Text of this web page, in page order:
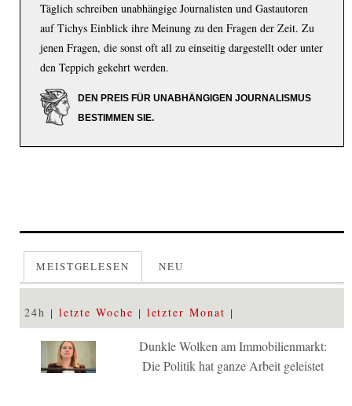
Täglich schreiben unabhängige Journalisten und Gastautoren
auf Tichys Einblick ihre Meinung zu den Fragen der Zeit. Zu
jenen Fragen, die sonst oft all zu einseitig dargestellt oder unter
den Teppich gekehrt werden.
DEN PREIS FÜR UNABHÄNGIGEN JOURNALISMUS
BESTIMMEN SIE.
MEISTGELESEN NEU
24h letzte Woche letzter Monat
Dunkle Wolken am Immobilienmarkt:
Die Politik hat ganze Arbeit geleistet